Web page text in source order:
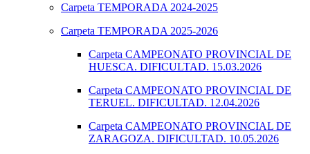
Carpeta TEMPORADA 2024-2025
Carpeta TEMPORADA 2025-2026
Carpeta CAMPEONATO PROVINCIAL DE
HUESCA. DIFICULTAD. 15.03.2026
Carpeta CAMPEONATO PROVINCIAL DE
TERUEL. DIFICULTAD. 12.04.2026
Carpeta CAMPEONATO PROVINCIAL DE
ZARAGOZA. DIFICULTAD. 10.05.2026